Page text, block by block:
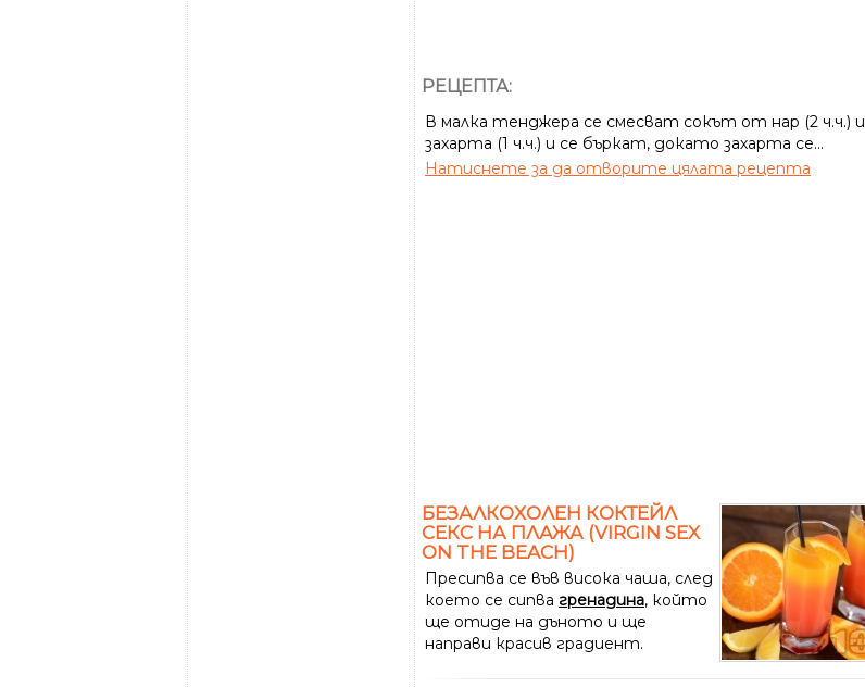
РЕЦЕПТА:
В малка тенджера се смесват сокът от нар (2 ч.ч.) и
захарта (1 ч.ч.) и се бъркат, докато захарта се...
Натиснете за да отворите цялата рецепта
БЕЗАЛКОХОЛЕН КОКТЕЙЛ
СЕКС НА ПЛАЖА (VIRGIN SEX
ON THE BEACH)
Пресипва се във висока чаша, след
което се сипва гренадина, който
ще отиде на дъното и ще
направи красив градиент.